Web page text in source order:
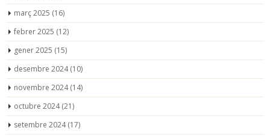
març 2025 (16)
febrer 2025 (12)
gener 2025 (15)
desembre 2024(10)
novembre 2024(14)
octubre 2024(21)
setembre 2024(17)